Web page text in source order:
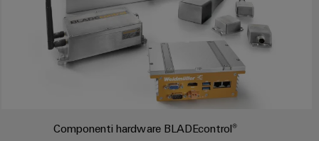
tecnologia
fondamentale
per
la
transizione
eolica
elettrico
Servizio
Componenti hardware BLADEcontrol®